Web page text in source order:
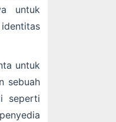
untuk
untuk
sebuah
seperti